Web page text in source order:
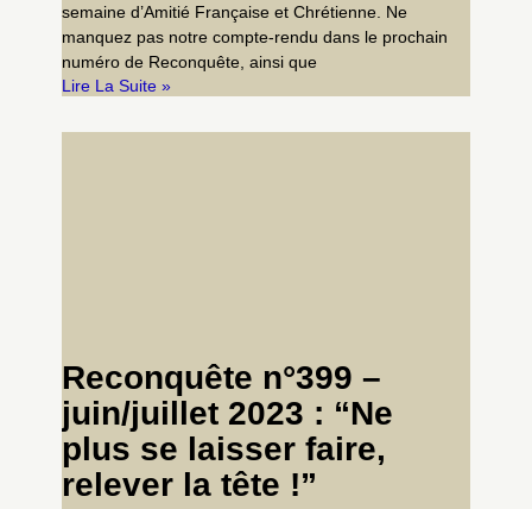
semaine d’Amitié Française et Chrétienne. Ne
manquez pas notre compte-rendu dans le prochain
numéro de Reconquête, ainsi que
Lire La Suite »
Reconquête n°399 –
juin/juillet 2023 : “Ne
plus se laisser faire,
relever la tête !”